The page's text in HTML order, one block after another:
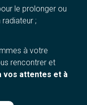
le prolonger ou
radiateur ;
à votre
rencontrer et
vos attentes et à